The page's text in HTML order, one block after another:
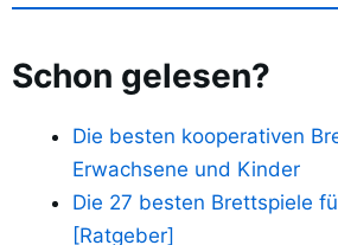
Schon gelesen?
Die besten kooperativen
Erwachsene und Kinder
Die 27 besten Brettspiele
[Ratgeber]